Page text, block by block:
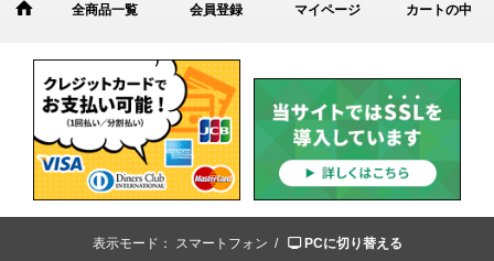
全商品一覧 会員登録 マイページ カートの中
表示モード： スマートフォン / PCに切り替える